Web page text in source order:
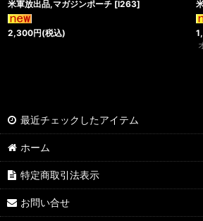
米軍放出品,マガジンポーチ [l263]
2,300円(税込)
最近チェックしたアイテム
ホーム
特定商取引法表示
お問い合せ